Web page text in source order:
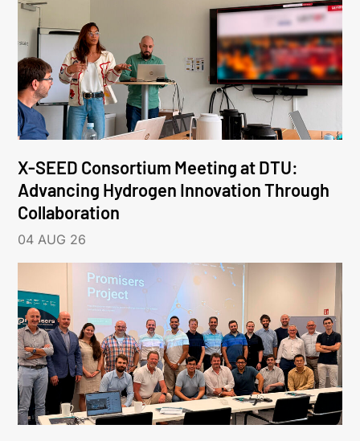
X-SEED Consortium Meeting at DTU:
Advancing Hydrogen Innovation Through
Collaboration
04 AUG 26